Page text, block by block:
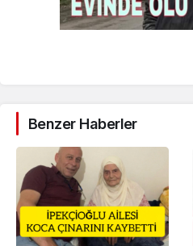
Benzer Haberler